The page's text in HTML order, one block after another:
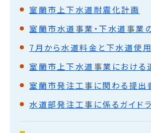
室蘭市上下水道耐震化計画